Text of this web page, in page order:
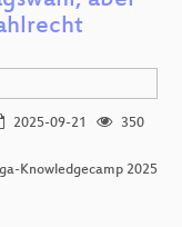
2025-09-21
350
Knowledgecamp 2025